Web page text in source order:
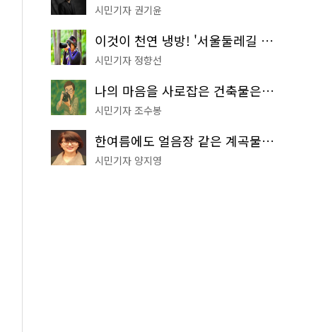
시민기자 권기윤
이것이 천연 냉방! '서울둘레길 9코스'로 숲속 피서 떠나볼까
시민기자 정향선
나의 마음을 사로잡은 건축물은? '서울시 건축상' 수상작 공개!
시민기자 조수봉
한여름에도 얼음장 같은 계곡물! 서울 '진관사 계곡'이 천국이네~
시민기자 양지영